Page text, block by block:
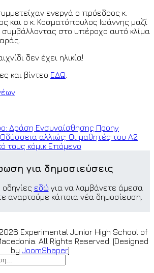
ενεργά ο πρόεδρος κ.
και ο κ. Κοσματόπουλος Ιωάννης μαζί
συμβάλλοντας στο υπέροχο αυτό κλίμα
δεν έχει ηλικία!
και βίντεο ΕΔΩ
Δράση Eνσυναίσθησης Προηγ
αλλιώς: Οι μαθητές του Α2
τους κόμικ Επόμενο
για δημοσιεύσεις
εδώ για να λαμβάνετε άμεσα
αναρτούμε κάποια νέα δημοσίευση.
Experimental Junior High School of
All Rights Reserved. [Designed
by JoomShaper]